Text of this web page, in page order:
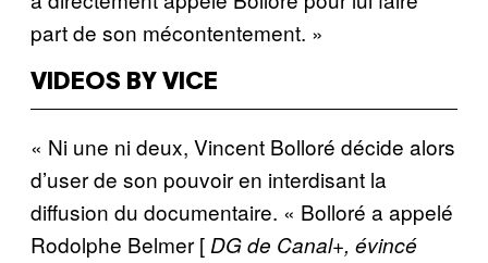
part de son mécontentement. »
VIDEOS BY VICE
« Ni une ni deux, Vincent Bolloré décide alors
d’user de son pouvoir en interdisant la
diffusion du documentaire. « Bolloré a appelé
Rodolphe Belmer [ DG de Canal+, évincé